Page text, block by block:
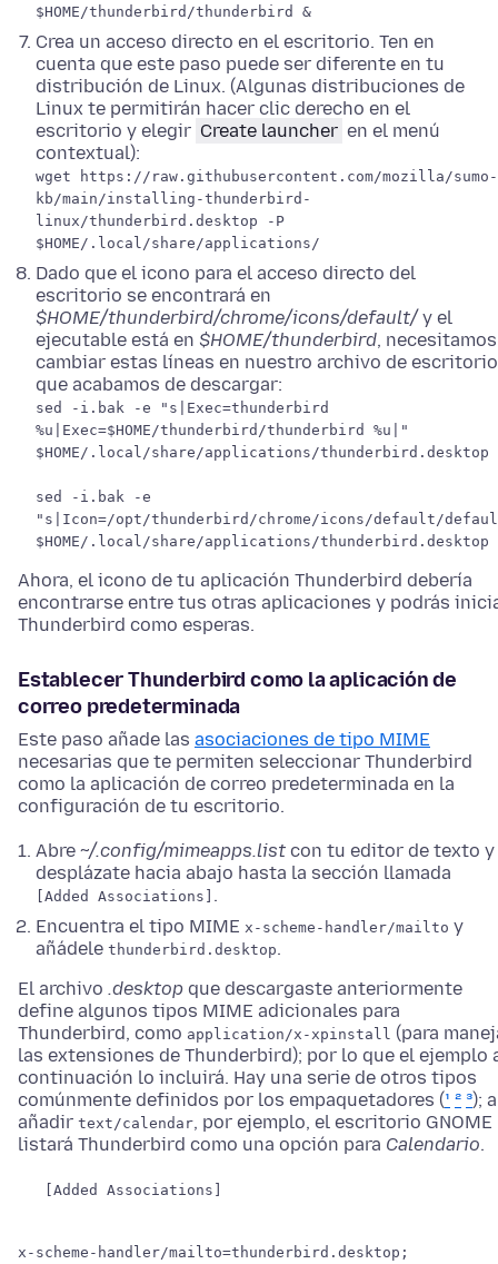
$HOME/thunderbird/thunderbird &
Crea un acceso directo en el escritorio. Ten en
cuenta que este paso puede ser diferente en tu
distribución de Linux. (Algunas distribuciones de
Linux te permitirán hacer clic derecho en el
escritorio y elegir Create launcher en el menú
contextual):
wget https://raw.githubusercontent.com/mozilla/sumo-
kb/main/installing-thunderbird-
linux/thunderbird.desktop -P
$HOME/.local/share/applications/
Dado que el icono para el acceso directo del
escritorio se encontrará en
$HOME/thunderbird/chrome/icons/default/y el
ejecutable está en $HOME/thunderbird, necesitamos
cambiar estas líneas en nuestro archivo de escritorio
que acabamos de descargar:
sed -i.bak -e "s|Exec=thunderbird
%u|Exec=$HOME/thunderbird/thunderbird %u|"
$HOME/.local/share/applications/thunderbird.desktop
sed -i.bak -e
"s|Icon=/opt/thunderbird/chrome/icons/default/
$HOME/.local/share/applications/thunderbird.desktop
Ahora, el icono de tu aplicación Thunderbird debería
encontrarse entre tus otras aplicaciones y podrás
Thunderbird como esperas.
Establecer Thunderbird como la aplicación de
correo predeterminada
Este paso añade las asociaciones de tipo MIME
necesarias que te permiten seleccionar Thunderbird
como la aplicación de correo predeterminada en la
configuración de tu escritorio.
Abre ~/.config/mimeapps.list con tu editor de texto y
desplázate hacia abajo hasta la sección llamada
[Added Associations] .
Encuentra el tipo MIME x-scheme-handler/mailto y
añádele thunderbird.desktop.
El archivo .desktop que descargaste anteriormente
define algunos tipos MIME adicionales para
Thunderbird, como application/x-xpinstall (para
las extensiones de Thunderbird); por lo que el ejemplo
continuación lo incluirá. Hay una serie de otros tipos
comúnmente definidos por los empaquetadores (¹ ² ³);
añadir text/calendar, por ejemplo, el escritorio GNOME
listará Thunderbird como una opción para Calendario.
[Added Associations]
x-scheme-handler/mailto=thunderbird.desktop;